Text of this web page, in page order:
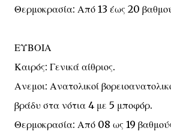
Θερμοκρασία: Από 13 έως 20
ΕΥΒΟΙΑ
Καιρός: Γενικά αίθριος.
Ανεμοι: Ανατολικοί
βράδυ στα νότια 4 με 5 μποφόρ.
Θερμοκρασία: Από 08 ως 19